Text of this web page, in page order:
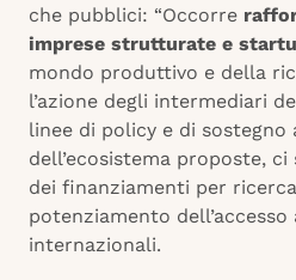
che pubblici: “Occorre
imprese strutturate e
mondo produttivo e della
l’azione degli intermediari
linee di policy e di sostegno
dell’ecosistema proposte, ci
dei finanziamenti per
potenziamento
internazionali.